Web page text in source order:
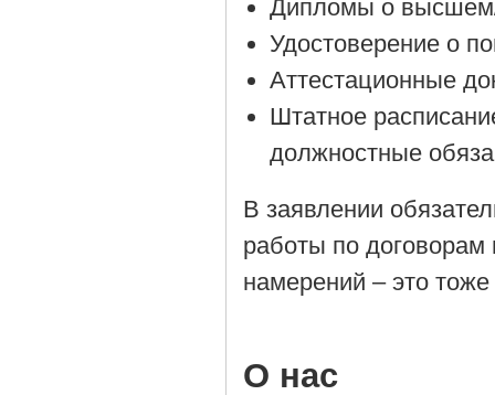
Дипломы о
Удостоверение о
Аттестационные
Штатное
должностные
В заявлении
работы по договорам
намерений – это
О нас